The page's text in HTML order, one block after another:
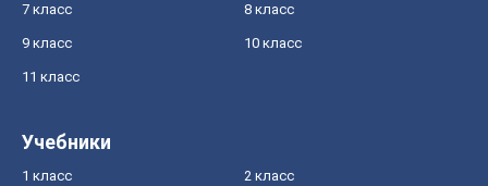
7 класс 8 класс
9 класс 10 класс
11 класс
Учебники
1 класс 2 класс